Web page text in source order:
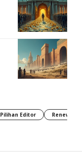
Pilihan Editor